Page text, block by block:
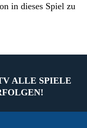
in dieses Spiel zu
ALLE SPIELE